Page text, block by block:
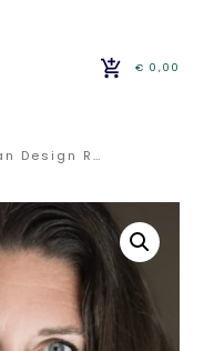
€ 0,00
⭐️ Online Human Design Reading 1:1